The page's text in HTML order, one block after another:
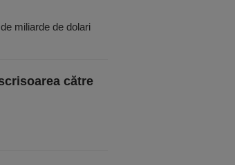
miliarde de dolari
către